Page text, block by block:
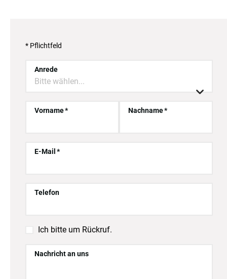
* Pflichtfeld
Anrede
Bitte wählen...

Vorname Nachname
E-Mail
Telefon
Ich bitte um Rückruf.
Nachricht an uns